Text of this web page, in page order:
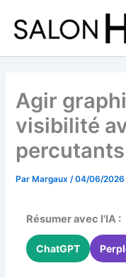
contenu
Agir
visibilité
percutants
ParMargaux /04/06/2026
Résumer avec l'IA :
ChatGPT